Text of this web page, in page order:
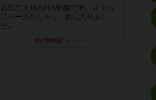
お気に入りのplayte製です。オラパ
スペースからやり、気に入りまし
た...
約15時間前